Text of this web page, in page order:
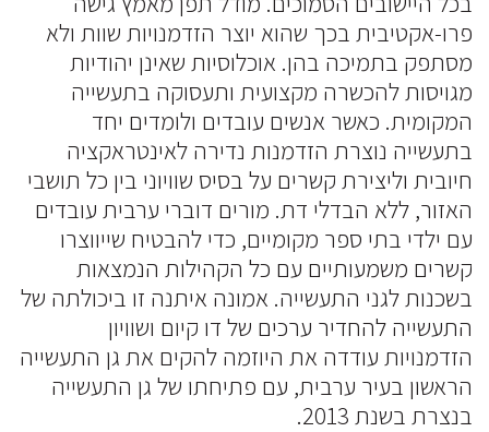
פרו-אקטיבית בכך שהוא יוצר הזדמנויות שוות ולא
מסתפק בתמיכה בהן. אוכלוסיות שאינן יהודיות
מגויסות להכשרה מקצועית ותעסוקה בתעשייה
המקומית. כאשר אנשים עובדים ולומדים יחד
בתעשייה נוצרת הזדמנות נדירה לאינטראקציה
חיובית וליצירת קשרים על בסיס שוויוני בין כל תושבי
האזור, ללא הבדלי דת. מורים דוברי ערבית עובדים
עם ילדי בתי ספר מקומיים, כדי להבטיח שייווצרו
קשרים משמעותיים עם כל הקהילות הנמצאות
בשכנות לגני התעשייה. אמונה איתנה זו ביכולתה של
התעשייה להחדיר ערכים של דו קיום ושוויון
הזדמנויות עודדה את היוזמה להקים את גן התעשייה
הראשון בעיר ערבית, עם פתיחתו של גן התעשייה
בנצרת בשנת 2013.